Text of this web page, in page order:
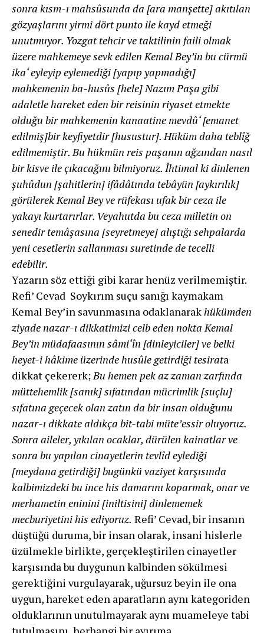
sonra kısm-ı mahsûsunda da [ara manşette] akıtılan
gözyaşlarını yirmi dört punto ile kayd etmeği
unutmuyor. Yozgat tehcir ve taktilinin faili olmak
üzere mahkemeye sevk edilen Kemal Bey’in bu cürmü
ika‘ eyleyip eylemediği [yapıp yapmadığı]
mahkemenin ba-husûs [hele] Nazım Paşa gibi
adaletle hareket eden bir reisinin riyaset etmekte
olduğu bir mahkemenin kanaatine mevdû‘ [emanet
edilmiş]bir keyfiyetdir [husustur]. Hüküm daha teblîğ
edilmemiştir. Bu hükmün reis paşanın ağzından nasıl
bir kisve ile çıkacağını bilmiyoruz. İhtimal ki dinlenen
şuhûdun [şahitlerin] ifâdâtında tebâyün [aykırılık]
görülerek Kemal Bey ve rüfekası ufak bir ceza ile
yakayı kurtarırlar. Veyahutda bu ceza milletin on
senedir temâşasına [seyretmeye] alıştığı sehpalarda
yeni cesetlerin sallanması suretinde de tecelli
edebilir.
Yazarın söz ettiği gibi karar henüz verilmemiştir.
Refi’ Cevad Soykırım suçu sanığı kaymakam
Kemal Bey’in savunmasına odaklanarakhükümden
ziyade nazar-ı dikkatimizi celb eden nokta Kemal
Bey’in müdafaasının sâmi‘în [dinleyiciler] ve belki
heyet-i hâkime üzerinde husûle getirdiği tesirata
dikkat çekererk;Bu hemen pek az zaman zarfında
müttehemlik [sanık] sıfatından mücrimlik [suçlu]
sıfatına geçecek olan zatın da bir insan olduğunu
nazar-ı dikkate aldıkça bit-tabi müteʼessir oluyoruz.
Sonra aileler, yıkılan ocaklar, dürülen kainatlar ve
sonra bu yapılan cinayetlerin tevlîd eylediği
[meydana getirdiği] bugünkü vaziyet karşısında
kalbimizdeki bu ince his damarını koparmak, onar ve
merhametin eninini [iniltisini] dinlememek
mecburiyetini his ediyoruz. Refi’ Cevad, bir insanın
düştüğü duruma, bir insan olarak, insani hislerle
üzülmekle birlikte, gerçekleştirilen cinayetler
karşısında bu duygunun kalbinden sökülmesi
gerektiğini vurgulayarak, uğursuz beyin ile ona
uygun, hareket eden aparatların aynı kategoriden
olduklarının unutulmayarak aynı muameleye tabi